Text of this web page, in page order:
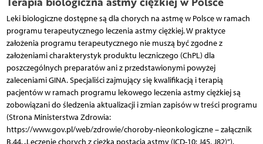
Leki biologiczne dostępne są dla chorych na astmę w Polsce w ramach
programu terapeutycznego leczenia astmy ciężkiej. W praktyce
założenia programu terapeutycznego nie muszą być zgodne z
założeniami charakterystyk produktu leczniczego (ChPL) dla
poszczególnych preparatów ani z przedstawionymi powyżej
zaleceniami GINA. Specjaliści zajmujący się kwalifikacją i terapią
pacjentów w ramach programu lekowego leczenia astmy ciężkiej są
zobowiązani do śledzenia aktualizacji i zmian zapisów w treści programu
(Strona Ministerstwa Zdrowia:
https://www.gov.pl/web/zdrowie/choroby-nieonkologiczne – załącznik
B.44. „Leczenie chorych z ciężką postacią astmy (ICD-10: J45, J82)”).